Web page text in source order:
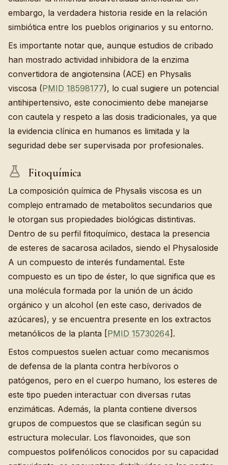
embargo, la verdadera historia reside en la relación
simbiótica entre los pueblos originarios y su entorno.
Es importante notar que, aunque estudios de cribado
han mostrado actividad inhibidora de la enzima
convertidora de angiotensina (ACE) en Physalis
viscosa (PMID 18598177), lo cual sugiere un potencial
antihipertensivo, este conocimiento debe manejarse
con cautela y respeto a las dosis tradicionales, ya que
la evidencia clínica en humanos es limitada y la
seguridad debe ser supervisada por profesionales.
Fitoquímica
La composición química de Physalis viscosa es un
complejo entramado de metabolitos secundarios que
le otorgan sus propiedades biológicas distintivas.
Dentro de su perfil fitoquímico, destaca la presencia
de esteres de sacarosa acilados, siendo el Physaloside
A un compuesto de interés fundamental. Este
compuesto es un tipo de éster, lo que significa que es
una molécula formada por la unión de un ácido
orgánico y un alcohol (en este caso, derivados de
azúcares), y se encuentra presente en los extractos
metanólicos de la planta [PMID 15730264].
Estos compuestos suelen actuar como mecanismos
de defensa de la planta contra herbívoros o
patógenos, pero en el cuerpo humano, los esteres de
este tipo pueden interactuar con diversas rutas
enzimáticas. Además, la planta contiene diversos
grupos de compuestos que se clasifican según su
estructura molecular. Los flavonoides, que son
compuestos polifenólicos conocidos por su capacidad